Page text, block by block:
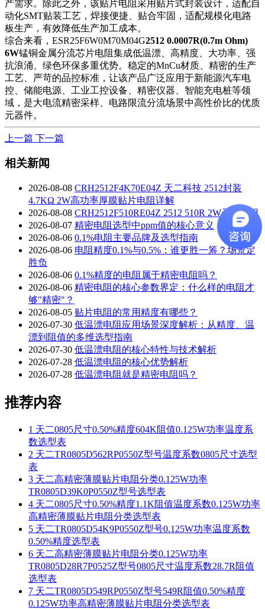
产需求。除此之外，该贴片电阻采用贴片式封装设计，适配自
动化SMT贴装工艺，焊接便捷、贴合牢固，适配规模化电路
板生产，有效降低生产加工成本。
综合来看，ESR25F6W0M70M04G2512 0.0007R(0.7m Ohm)
6W锰铜金属分流芯片电阻集成低温漂、高精度、大功率、强
抗浪涌、绿色环保多重优势。稳定的MnCu材质、精密的生产
工艺、严苛的品控标准，让该产品广泛应用于新能源汽车电
控、储能电源、工业工控设备、精密仪器、智能充电桩等领
域，是大电流精密采样、电路限流分流场景中高性价比的优质
元器件。
上一篇 下一篇
相关新闻
2026-08-08 CRH2512F4K70E04Z 天二科技 2512封装
4.7KΩ 2W高功率厚膜贴片电阻详解
2026-08-08 CRH2512F510RE04Z 2512 510R 2W天二电阻
2026-08-07 精密电阻选型中ppm值的核心意义
2026-08-06 0.1%电阻主要品牌及选型指南
2026-08-06 电阻精度0.1%与0.5%：谁更胜一筹？场景定
胜负
2026-08-06 0.1%精度的电阻属于精密电阻吗？
2026-08-06 精密电阻的核心参数界定：什么样的电阻才
够"精密"？
2026-08-05 贴片电阻的常用精度有哪些？
2026-07-30 低温漂电阻应用场景深度解析：从精度、温
漂到阻值的多维选型指南
2026-07-30 低温漂电阻的核心特性与技术解析
2026-07-28 低温漂电阻的核心优势解析
2026-07-28 低温漂电阻就是精密电阻吗？
推荐内容
1 天二0805尺寸0.50%精度604K阻值0.125W功率温度系
数选型表
2 天二TR0805D562RP0550Z型号温度系数0805尺寸选型
表
3 天二高精密薄膜贴片电阻分类0.125W功率
TR0805D39K0P0550Z型号选型表
4 天二0805尺寸0.50%精度1.1K阻值温度系数0.125W功率
高精密薄膜贴片电阻分类选型表
5 天二TR0805D54K9P0550Z型号0.125W功率温度系数
0.50%精度选型表
6 天二高精密薄膜贴片电阻分类0.125W功率
TR0805D28R7P0525Z型号0805尺寸温度系数28.7R阻值
选型表
7 天二TR0805D549RP0550Z型号549R阻值0.50%精度
0.125W功率高精密薄膜贴片电阻分类选型表